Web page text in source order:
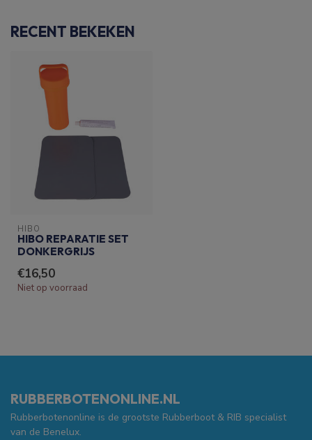
RECENT BEKEKEN
HIBO
HIBO REPARATIE SET
DONKERGRIJS
€16,50
Niet op voorraad
RUBBERBOTENONLINE.NL
Rubberbotenonline is de grootste Rubberboot & RIB specialist
van de Benelux.